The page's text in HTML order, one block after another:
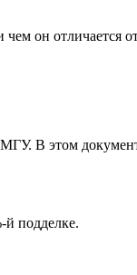
он отличается
В этом
й подделке.